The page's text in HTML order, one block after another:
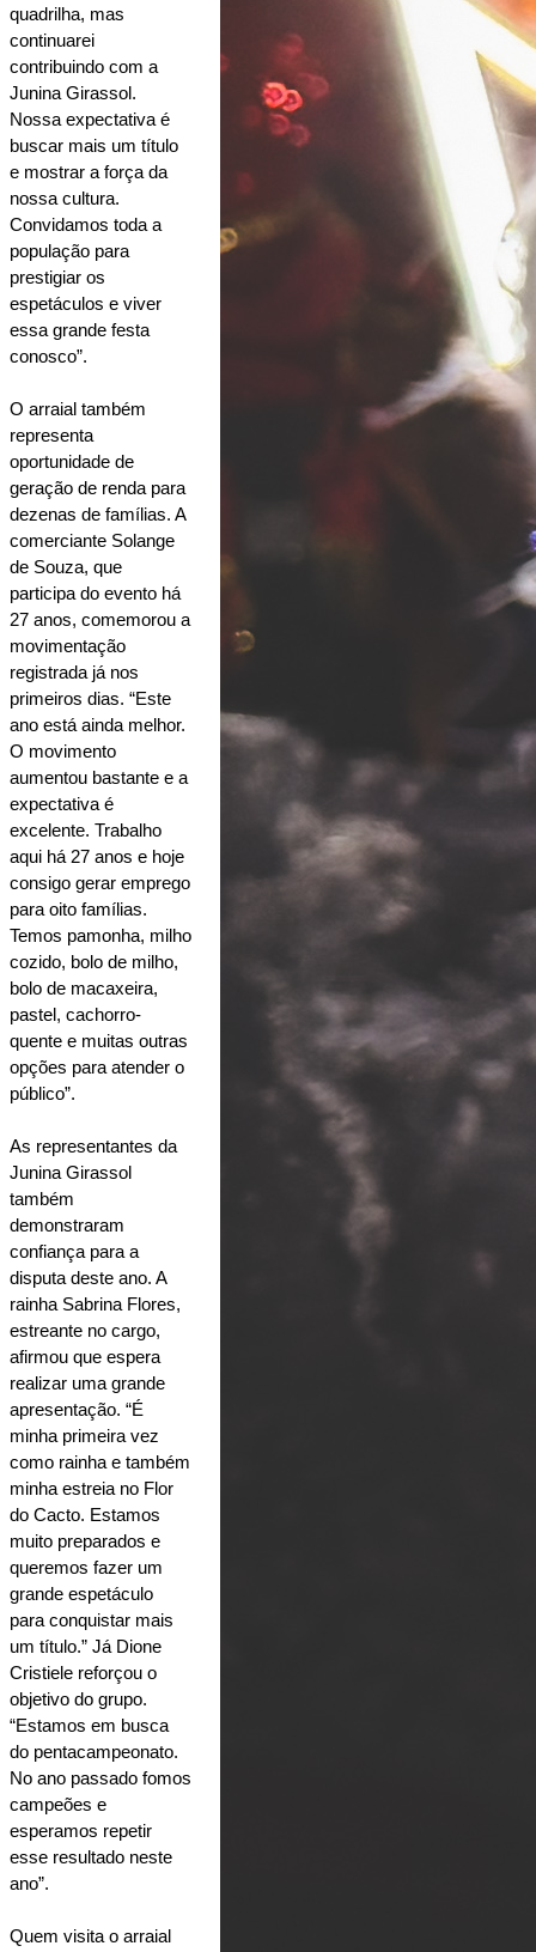
quadrilha, mas
continuarei
contribuindo com a
Junina Girassol.
Nossa expectativa é
buscar mais um título
e mostrar a força da
nossa cultura.
Convidamos toda a
população para
prestigiar os
espetáculos e viver
essa grande festa
conosco”.
O arraial também
representa
oportunidade de
geração de renda para
dezenas de famílias. A
comerciante Solange
de Souza, que
participa do evento há
27 anos, comemorou a
movimentação
registrada já nos
primeiros dias. “Este
ano está ainda melhor.
O movimento
aumentou bastante e a
expectativa é
excelente. Trabalho
aqui há 27 anos e hoje
consigo gerar emprego
para oito famílias.
Temos pamonha, milho
cozido, bolo de milho,
bolo de macaxeira,
pastel, cachorro-
quente e muitas outras
opções para atender o
público”.
As representantes da
Junina Girassol
também
demonstraram
confiança para a
disputa deste ano. A
rainha Sabrina Flores,
estreante no cargo,
afirmou que espera
realizar uma grande
apresentação. “É
minha primeira vez
como rainha e também
minha estreia no Flor
do Cacto. Estamos
muito preparados e
queremos fazer um
grande espetáculo
para conquistar mais
um título.” Já Dione
Cristiele reforçou o
objetivo do grupo.
“Estamos em busca
do pentacampeonato.
No ano passado fomos
campeões e
esperamos repetir
esse resultado neste
ano”.
Quem visita o arraial